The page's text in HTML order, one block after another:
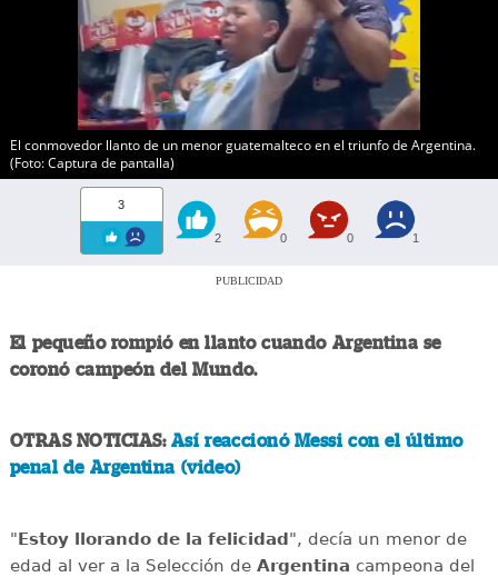
El conmovedor llanto de un menor guatemalteco en el triunfo de Argentina.
(Foto: Captura de pantalla)
3
2 0 0 1
PUBLICIDAD
El pequeño rompió en llanto cuando Argentina se
coronó campeón del Mundo.
OTRAS NOTICIAS:Así reaccionó Messi con el último
penal de Argentina (video)
"Estoy llorando de la felicidad", decía un menor de
edad al ver a la Selección de Argentina campeona del